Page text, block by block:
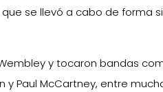
que se llevó a cabo de forma
y tocaron bandas
y Paul McCartney, entre